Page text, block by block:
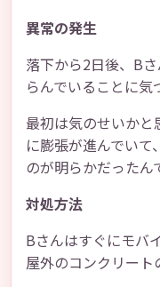
異常の発生
落下から2日後、B
らんでいることに気
最初は気のせいか
に膨張が進んでいて
のが明らかだったん
対処方法
Bさんはすぐにモバ
屋外のコンクリート